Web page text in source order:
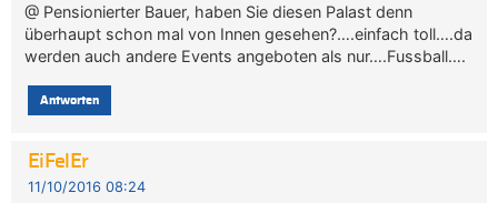
@ Pensionierter Bauer, haben Sie diesen Palast denn
überhaupt schon mal von Innen gesehen?….einfach toll….da
werden auch andere Events angeboten als nur….Fussball….
Antworten
EiFelEr
11/10/2016 08:24